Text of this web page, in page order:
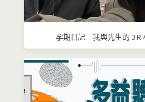
孕期日記｜我與先生的 3R